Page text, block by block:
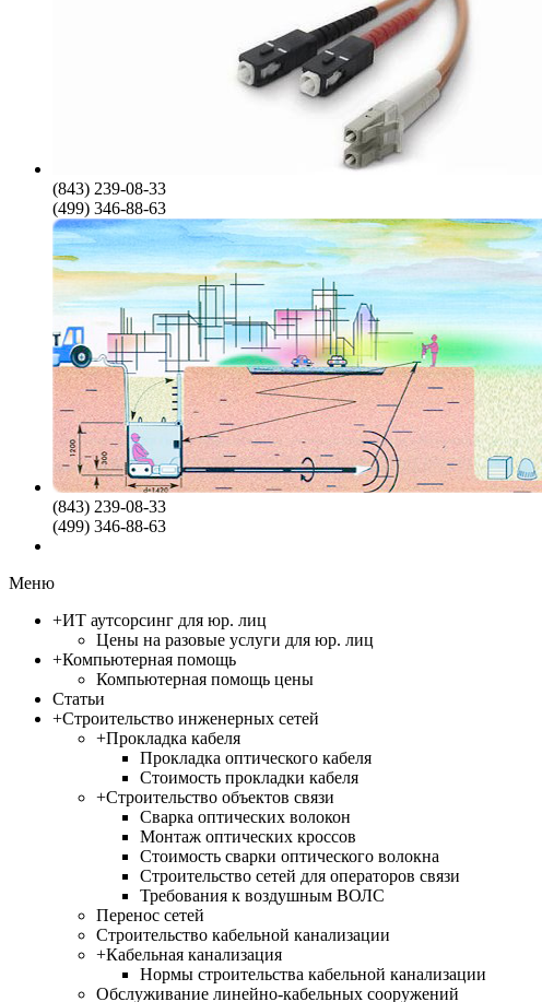
(843) 239-08-33
(499) 346-88-63
(843) 239-08-33
(499) 346-88-63
Меню
+ИТ аутсорсинг для юр. лиц
Цены на разовые услуги для юр. лиц
+Компьютерная помощь
Компьютерная помощь цены
Статьи
+Строительство инженерных сетей
+Прокладка кабеля
Прокладка оптического кабеля
Стоимость прокладки кабеля
+Строительство объектов связи
Сварка оптических волокон
Монтаж оптических кроссов
Стоимость сварки оптического волокна
Строительство сетей для операторов связи
Требования к воздушным ВОЛС
Перенос сетей
Строительство кабельной канализации
+Кабельная канализация
Нормы строительства кабельной канализации
Обслуживание линейно-кабельных сооружений